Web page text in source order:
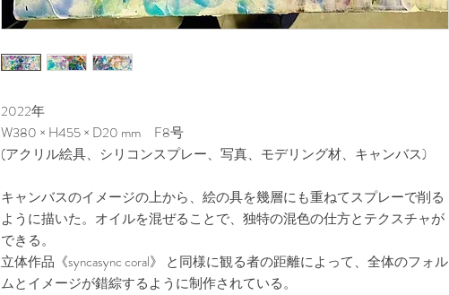
2022年
W380 × H455 × D20 mm F8号
(アクリル絵具、シリコンスプレー、写真、モデリング材、キャンバス)
キャンバスのイメージの上から、絵の具を幾層にも重ねてスプレーで削る
ように描いた。オイルを混ぜることで、独特の混色の仕方とテクスチャが
できる。
立体作品《syncasync coral》 と同様に観る者の距離によって、全体のフォル
ムとイメージが錯綜するように制作されている。